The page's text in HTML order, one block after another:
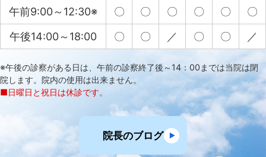
午前9:00～12:30※
〇 〇 〇 〇 〇
〇
午後14:00～18:00
〇 〇 ／ 〇 〇 ／
※午後の診察がある日は、午前の診察終了後～14：00までは当院は閉
院します。院内の使用は出来ません。
■日曜日と祝日は休診です。
院長のブログ